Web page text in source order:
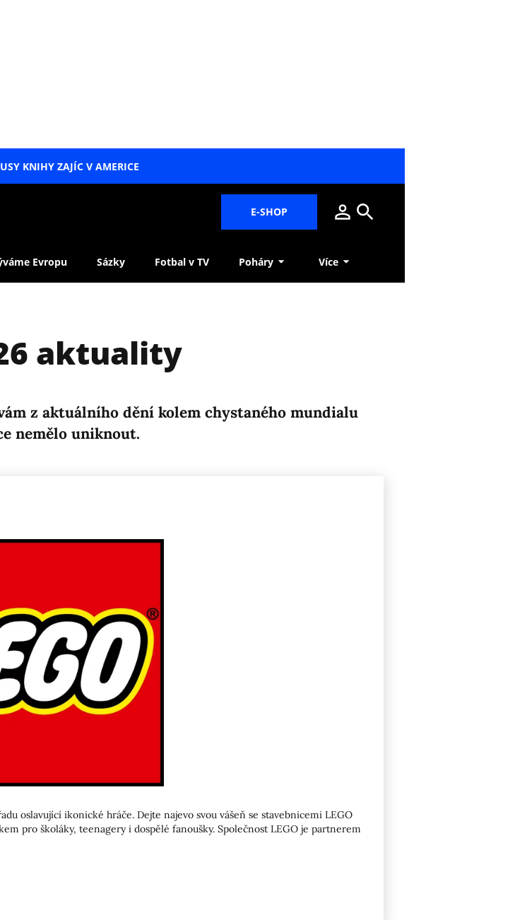
KNIHY ZAJÍC V AMERICE
E-SHOP
Evropu Sázky Fotbal v TV Poháry Více
aktuality
z aktuálního dění kolem chystaného mundialu
nemělo uniknout.
oslavující ikonické hráče. Dejte najevo svou vášeň se stavebnicemi LEGO
pro školáky, teenagery i dospělé fanoušky. Společnost LEGO je partnerem